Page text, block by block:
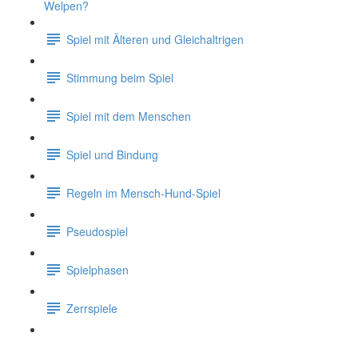
Welpen?
Spiel mit Älteren und Gleichaltrigen
Stimmung beim Spiel
Spiel mit dem Menschen
Spiel und Bindung
Regeln im Mensch-Hund-Spiel
Pseudospiel
Spielphasen
Zerrspiele